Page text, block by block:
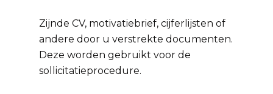
Zijnde CV, motivatiebrief, cijferlijsten of
andere door u verstrekte documenten.
Deze worden gebruikt voor de
sollicitatieprocedure.